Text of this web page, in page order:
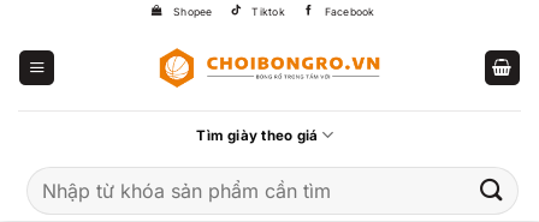
Shopee Tiktok Facebook
Tìm giày theo giá
kiếm: